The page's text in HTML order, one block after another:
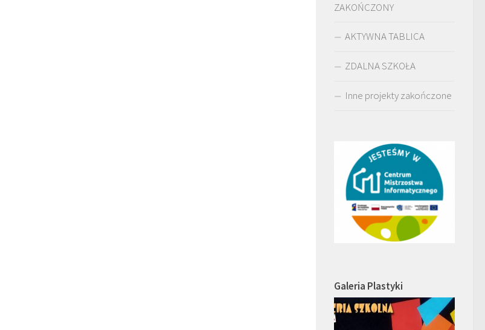
ZAKOŃCZONY
AKTYWNA TABLICA
ZDALNA SZKOŁA
Inne projekty zakończone
Galeria Plastyki